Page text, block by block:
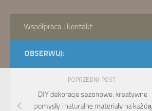
Współpraca i kontakt
OBSERWUJ:
POPRZEDNI POST
DIY dekoracje sezonowe: kreatywne
pomysły i naturalne materiały na każdą